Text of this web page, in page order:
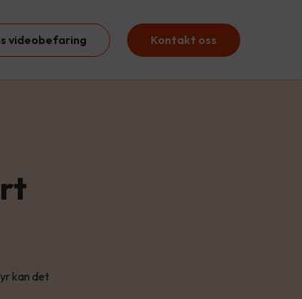
videobefaring Kontakt oss
kan det